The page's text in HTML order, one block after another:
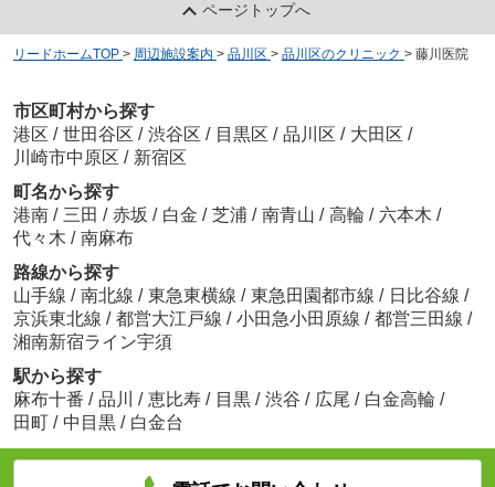
ページトップへ
リードホームTOP > 周辺施設案内 > 品川区 > 品川区のクリニック > 藤川医院
市区町村から探す
港区 / 世田谷区 / 渋谷区 / 目黒区 / 品川区 / 大田区 /
川崎市中原区 / 新宿区
町名から探す
港南 / 三田 / 赤坂 / 白金 / 芝浦 / 南青山 / 高輪 / 六本木 /
代々木 / 南麻布
路線から探す
山手線 / 南北線 / 東急東横線 / 東急田園都市線 / 日比谷線 /
京浜東北線 / 都営大江戸線 / 小田急小田原線 / 都営三田線 /
湘南新宿ライン宇須
駅から探す
麻布十番 / 品川 / 恵比寿 / 目黒 / 渋谷 / 広尾 / 白金高輪 /
田町 / 中目黒 / 白金台